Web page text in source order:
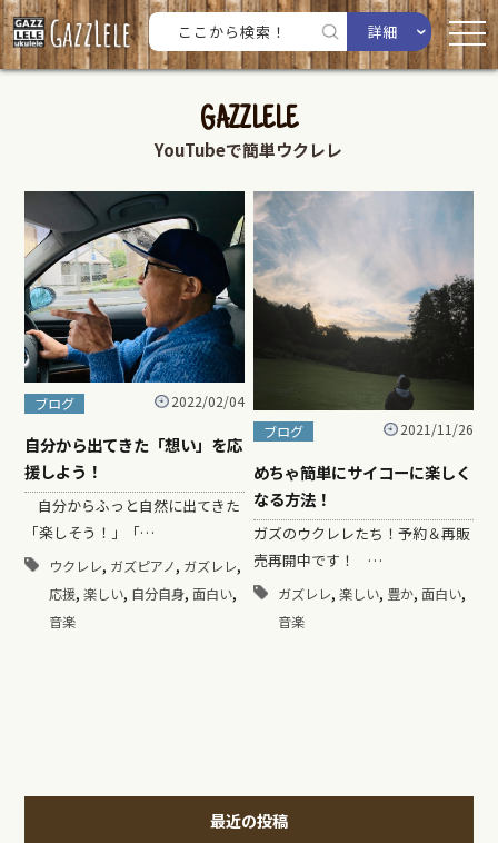
詳細
GAZZLELE
YouTubeで簡単ウクレレ
ブログ 2022/02/04
自分から出てきた「想い」を応
援しよう！
自分からふっと自然に出てきた
「楽しそう！」「…
ウクレレ, ガズピアノ, ガズレレ,
応援, 楽しい, 自分自身, 面白い,
音楽
ブログ 2021/11/26
めちゃ簡単にサイコーに楽しく
なる方法！
ガズのウクレレたち！予約＆再販
売再開中です！ …
ガズレレ, 楽しい, 豊か, 面白い,
音楽
最近の投稿